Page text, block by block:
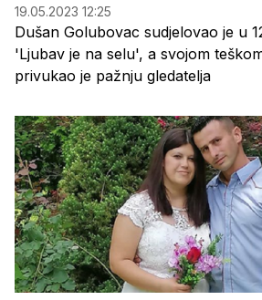
19.05.2023 12:25
Dušan Golubovac sudjelovao je u
'Ljubav je na selu', a svojom
privukao je pažnju gledatelja